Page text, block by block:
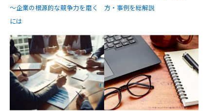
～企業の根源的な競争力を磨く
には
方・事例を総解説